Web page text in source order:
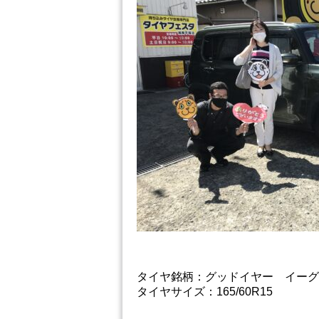
タイヤ銘柄：グッドイヤー イー
タイヤサイズ：165/60R15